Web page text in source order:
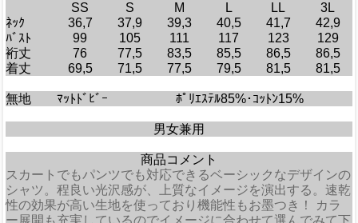
SS S M L LL
3L
ﾈｯｸ
36,7 37,9 39,3 40,5 41,7
42,9
ﾊﾞｽﾄ
99 105 111 117 123
129
裄丈
76 77,5 83,5 85,5 86,5
86,5
着丈
69,5 71,5 77,5 79,5 81,5 81,5
無地 ﾏｯﾄﾄﾞﾋﾞｰ ﾎﾟﾘｴｽﾃﾙ85%･ｺｯﾄﾝ15%
男女兼用
商品コメント
スカートでもパンツでも対応できるベーシックなデザインの
シャツ。程良い光沢感が、上質なイメージを演出する。速乾
性の効果が高い生地を使っており機能性もお墨つき！ カラ